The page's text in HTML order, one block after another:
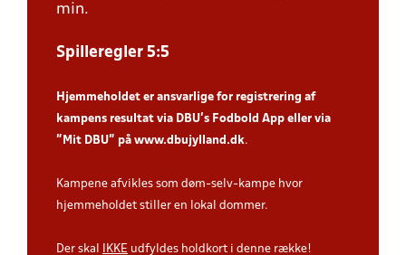
min.
Spilleregler 5:5
Hjemmeholdet er ansvarlige for registrering af
kampens resultat via DBU’s Fodbold App eller via
”Mit DBU” på www.dbujylland.dk.
Kampene afvikles som døm-selv-kampe hvor
hjemmeholdet stiller en lokal dommer.
Der skal IKKE udfyldes holdkort i denne række!